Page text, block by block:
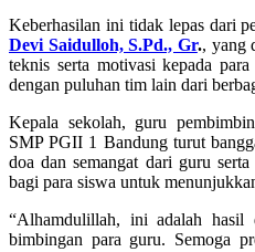
Keberhasilan ini tidak lepas dari
Devi Saidulloh, S.Pd., Gr., yang
teknis serta motivasi kepada
dengan puluhan tim lain dari
Kepala sekolah, guru
SMP PGII 1 Bandung turut
doa dan semangat dari guru
bagi para siswa untuk
“Alhamdulillah, ini adalah hasil
bimbingan para guru. Semoga